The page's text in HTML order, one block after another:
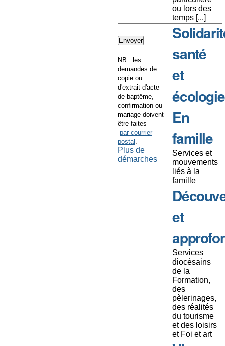
NB : les
demandes de
copie ou
d'extrait d'acte
de baptême,
confirmation ou
mariage doivent
être faites
par courrier
postal .
Plus de
démarches
ou lors des
temps [...]
santé
et
écologie
En
famille
Services et
mouvements
liés à la
famille
et
Services
diocésains
de la
Formation,
des
pèlerinages,
des réalités
du tourisme
et des loisirs
et Foi et art